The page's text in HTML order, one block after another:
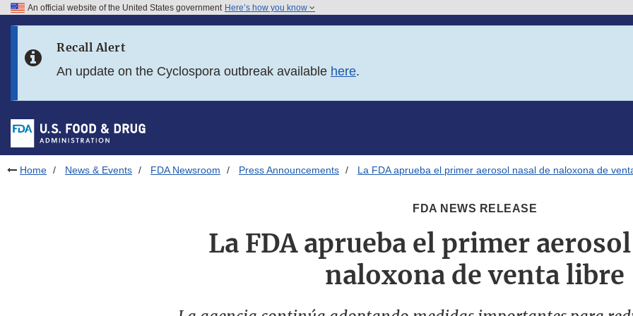
Skip to FDA Search
Skip to footer links
An official website of the United States government Here’s how you know
Recall Alert
An update on the Cyclospora outbreak available here.
Home News & Events FDA Newsroom Press Announcements La FDA aprueba el primer aerosol nasal de naloxona de
FDA NEWS RELEASE
La FDA aprueba el primer
naloxona de venta libre